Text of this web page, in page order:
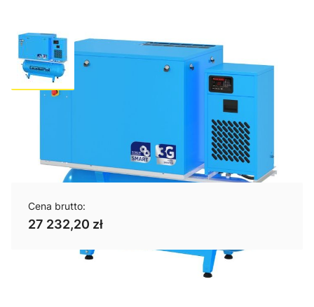
Kompresor śrubowy SMART-3G
7,5/10-500/11-VT 2023
Cena brutto:
27 232,20 zł
Dodaj do koszyka